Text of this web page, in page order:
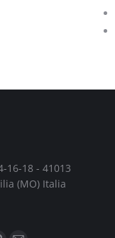
16-18 - 41013
(MO) Italia